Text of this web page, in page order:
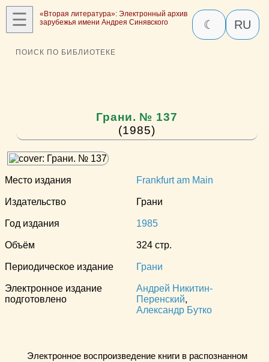
☰
«Вторая литература»: Электронный архив
зарубежья имени Андрея Синявского
☾ RU
ПОИСК ПО БИБЛИОТЕКЕ
Грани. № 137
(1985)
Место издания Frankfurt am Main
Издательство Грани
Год издания 1985
Объём 324 стр.
Периодическое издание Грани
Электронное издание
подготовлено
Андрей Никитин-
Перенский,
Александр Бутко
Электронное воспроизведение книги в распознанном